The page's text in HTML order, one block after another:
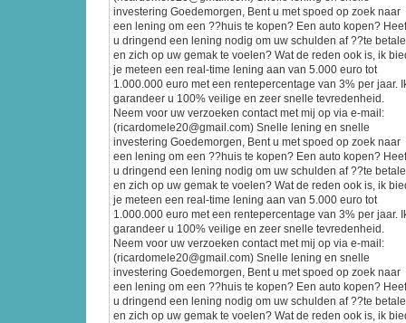
investering Goedemorgen, Bent u met spoed op zoek naar
een lening om een ??huis te kopen? Een auto kopen?
u dringend een lening nodig om uw schulden af ??te
en zich op uw gemak te voelen? Wat de reden ook is, ik
je meteen een real-time lening aan van 5.000 euro tot
1.000.000 euro met een rentepercentage van 3% per jaar.
garandeer u 100% veilige en zeer snelle tevredenheid.
Neem voor uw verzoeken contact met mij op via e-mail:
(ricardomele20@gmail.com) Snelle lening en snelle
investering Goedemorgen, Bent u met spoed op zoek naar
een lening om een ??huis te kopen? Een auto kopen?
u dringend een lening nodig om uw schulden af ??te
en zich op uw gemak te voelen? Wat de reden ook is, ik
je meteen een real-time lening aan van 5.000 euro tot
1.000.000 euro met een rentepercentage van 3% per jaar.
garandeer u 100% veilige en zeer snelle tevredenheid.
Neem voor uw verzoeken contact met mij op via e-mail:
(ricardomele20@gmail.com) Snelle lening en snelle
investering Goedemorgen, Bent u met spoed op zoek naar
een lening om een ??huis te kopen? Een auto kopen?
u dringend een lening nodig om uw schulden af ??te
en zich op uw gemak te voelen? Wat de reden ook is, ik